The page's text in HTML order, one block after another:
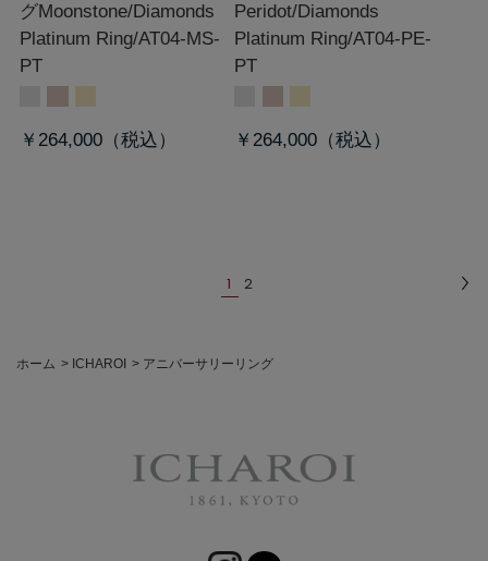
グMoonstone/Diamonds
Platinum Ring/AT04-MS-
PT
￥264,000
Peridot/Diamonds
Platinum Ring/AT04-PE-
PT
￥264,000
1 2
ホーム > ICHAROI > アニバーサリーリング